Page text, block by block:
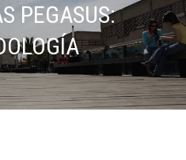
PEGASUS: